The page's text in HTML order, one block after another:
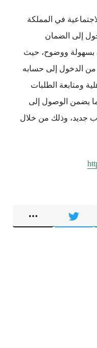
في المملكة
إلى الضمان
بسهولة ووضوح، حيث
من الدخول إلى حسابه
ومتابعة الطلبات
يضمن الوصول إلى
جديد، وذلك من خلال